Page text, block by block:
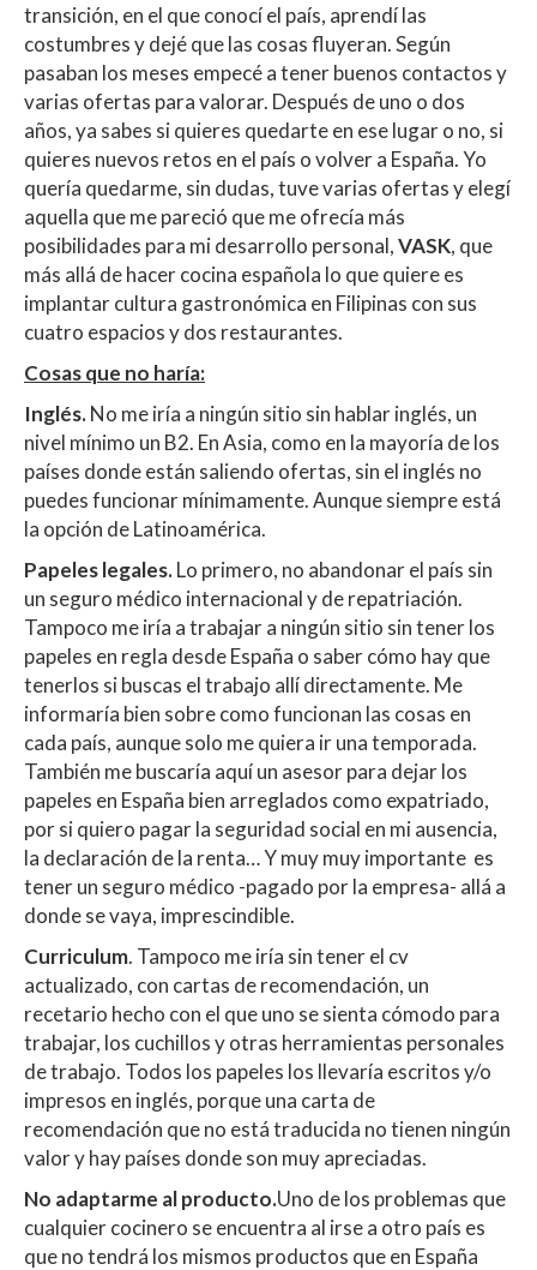
transición, en el que conocí el país, aprendí las
costumbres y dejé que las cosas fluyeran. Según
pasaban los meses empecé a tener buenos contactos y
varias ofertas para valorar. Después de uno o dos
años, ya sabes si quieres quedarte en ese lugar o no, si
quieres nuevos retos en el país o volver a España. Yo
quería quedarme, sin dudas, tuve varias ofertas y elegí
aquella que me pareció que me ofrecía más
posibilidades para mi desarrollo personal,VASK, que
más allá de hacer cocina española lo que quiere es
implantar cultura gastronómica en Filipinas con sus
cuatro espacios y dos restaurantes.
Cosas que no haría:
Inglés.No me iría a ningún sitio sin hablar inglés, un
nivel mínimo un B2. En Asia, como en la mayoría de los
países donde están saliendo ofertas, sin el inglés no
puedes funcionar mínimamente. Aunque siempre está
la opción de Latinoamérica.
Papeles legales.Lo primero, no abandonar el país sin
un seguro médico internacional y de repatriación.
Tampoco me iría a trabajar a ningún sitio sin tener los
papeles en regla desde España o saber cómo hay que
tenerlos si buscas el trabajo allí directamente. Me
informaría bien sobre como funcionan las cosas en
cada país, aunque solo me quiera ir una temporada.
También me buscaría aquí un asesor para dejar los
papeles en España bien arreglados como expatriado,
por si quiero pagar la seguridad social en mi ausencia,
la declaración de la renta… Y muy muy importante es
tener un seguro médico -pagado por la empresa- allá a
donde se vaya, imprescindible.
Curriculum. Tampoco me iría sin tener el cv
actualizado, con cartas de recomendación, un
recetario hecho con el que uno se sienta cómodo para
trabajar, los cuchillos y otras herramientas personales
de trabajo. Todos los papeles los llevaría escritos y/o
impresos en inglés, porque una carta de
recomendación que no está traducida no tienen ningún
valor y hay países donde son muy apreciadas.
No adaptarme al producto.Uno de los problemas que
cualquier cocinero se encuentra al irse a otro país es
que no tendrá los mismos productos que en España